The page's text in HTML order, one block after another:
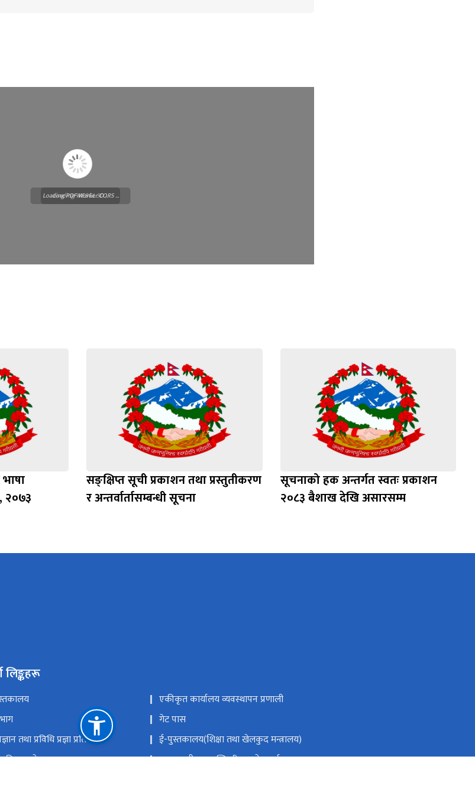
Loading WEBGL 3D ...
Loading PDF Worker CORS ...
२०७३
सङ्क्षिप्त सूची प्रकाशन तथा प्रस्तुतीकरण
र अन्तर्वार्तासम्बन्धी सूचना
सूचनाको हक अन्तर्गत स्वतः प्रकाशन
२०८३ बैशाख देखि असारसम्म
लिङ्कहरू
एकीकृत कार्यालय व्यवस्थापन प्रणाली
गेट पास
तथा प्रविधि प्रज्ञा प्रतिष्ठान
ई-पुस्तकालय(शिक्षा तथा खेलकुद मन्त्रालय)
विकास केन्द्र
प्रधानमन्त्री तथा मन्त्रिपरिषद्को कार्यालय